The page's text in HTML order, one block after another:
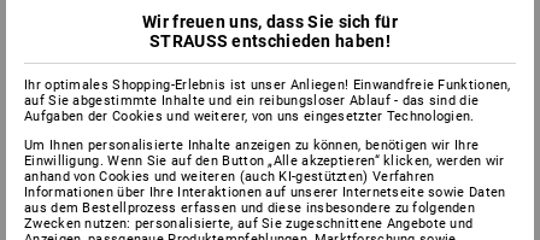
Wir freuen uns, dass Sie sich für
STRAUSS entschieden haben!
Ihr optimales Shopping-Erlebnis ist unser Anliegen! Einwandfreie Funktionen,
auf Sie abgestimmte Inhalte und ein reibungsloser Ablauf - das sind die
Aufgaben der Cookies und weiterer, von uns eingesetzter Technologien.
Um Ihnen personalisierte Inhalte anzeigen zu können, benötigen wir Ihre
Einwilligung. Wenn Sie auf den Button „Alle akzeptieren“ klicken, werden wir
anhand von Cookies und weiteren (auch KI-gestützten) Verfahren
Informationen über Ihre Interaktionen auf unserer Internetseite sowie Daten
aus dem Bestellprozess erfassen und diese insbesondere zu folgenden
Zwecken nutzen: personalisierte, auf Sie zugeschnittene Angebote und